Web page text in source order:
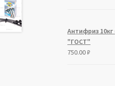
Антифриз
"ГОСТ"
750.00₽